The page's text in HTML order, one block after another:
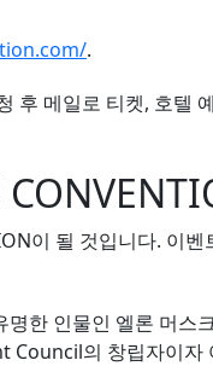
.
후 메일로 티켓, 호텔
이 될 것입니다. 이
한 인물인 엘론 머스
의 창립자이자